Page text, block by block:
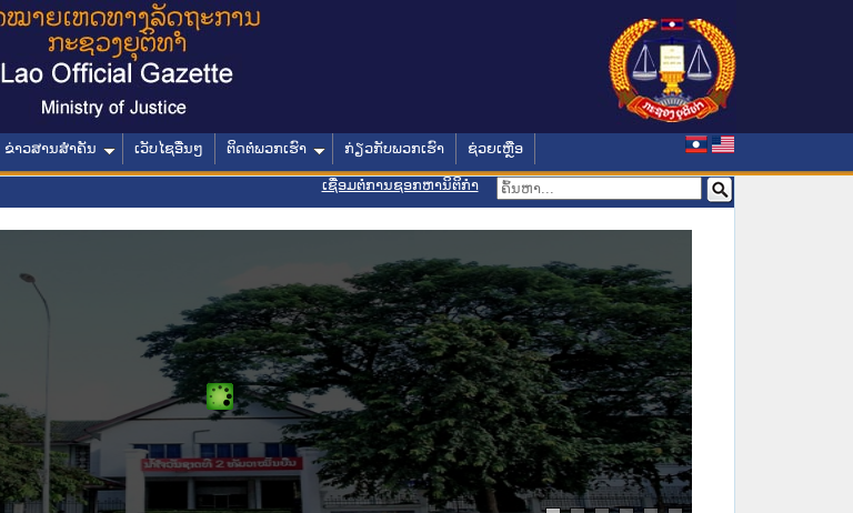
ຂ່າວສານສໍາຄັນ ເວັບໄຊອື່ນໆ ຕິດຕໍ່ພວກເຮົາ ກ່ຽວກັບພວກເຮົາ ຊ່ວຍເຫຼືອ
ເຊື່ອມຕໍ່ການຊອກຫານິຕິກຳ